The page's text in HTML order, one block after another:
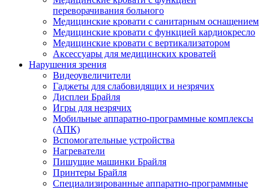
переворачивания больного
Медицинские кровати с санитарным оснащением
Медицинские кровати с функцией кардиокресло
Медицинские кровати с вертикализатором
Аксессуары для медицинских кроватей
Нарушения зрения
Видеоувеличители
Гаджеты для слабовидящих и незрячих
Дисплеи Брайля
Игры для незрячих
Мобильные аппаратно-программные комплексы
(АПК)
Вспомогательные устройства
Нагреватели
Пишущие машинки Брайля
Принтеры Брайля
Специализированные аппаратно-программные